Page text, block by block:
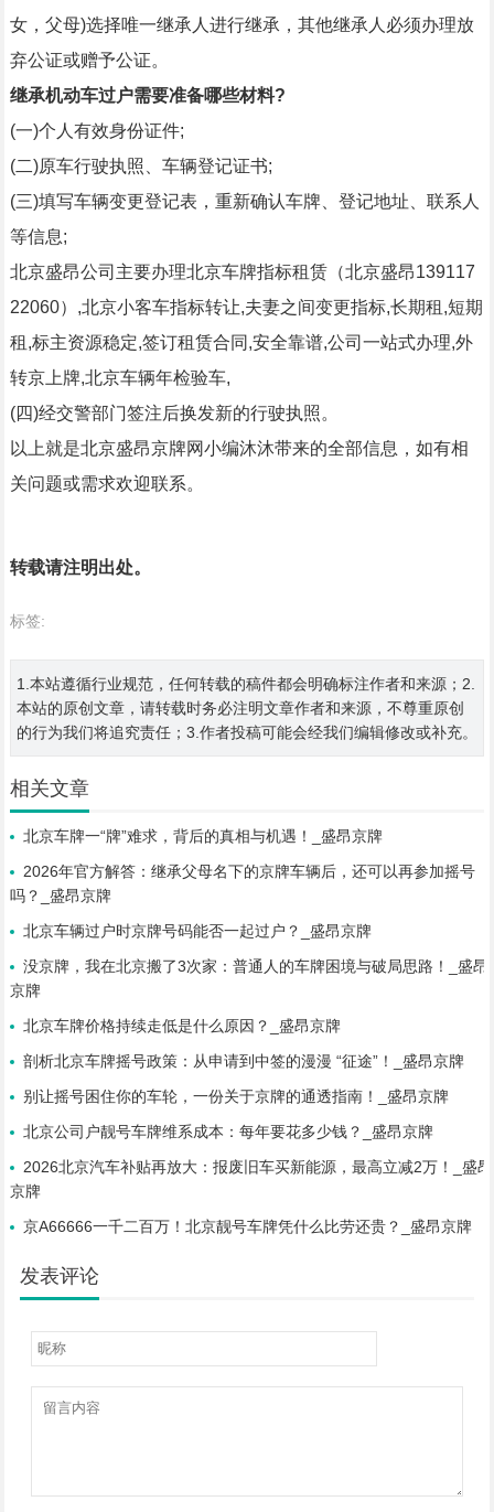
女，父母)选择唯一继承人进行继承，其他继承人必须办理放
弃公证或赠予公证。
继承机动车过户需要准备哪些材料?
(一)个人有效身份证件;
(二)原车行驶执照、车辆登记证书;
(三)填写车辆变更登记表，重新确认车牌、登记地址、联系人
等信息;
北京盛昂公司主要办理北京车牌指标租赁（北京盛昂139117
22060）,北京小客车指标转让,夫妻之间变更指标,长期租,短期
租,标主资源稳定,签订租赁合同,安全靠谱,公司一站式办理,外
转京上牌,北京车辆年检验车,
(四)经交警部门签注后换发新的行驶执照。
以上就是北京盛昂京牌网小编沐沐带来的全部信息，如有相
关问题或需求欢迎联系。
转载请注明出处。
标签:
1.本站遵循行业规范，任何转载的稿件都会明确标注作者和来源；2.
本站的原创文章，请转载时务必注明文章作者和来源，不尊重原创
的行为我们将追究责任；3.作者投稿可能会经我们编辑修改或补充。
相关文章
北京车牌一“牌”难求，背后的真相与机遇！_盛昂京牌
2026年官方解答：继承父母名下的京牌车辆后，还可以再参加摇号
吗？_盛昂京牌
北京车辆过户时京牌号码能否一起过户？_盛昂京牌
没京牌，我在北京搬了3次家：普通人的车牌困境与破局思路！_盛昂
京牌
北京车牌价格持续走低是什么原因？_盛昂京牌
剖析北京车牌摇号政策：从申请到中签的漫漫 “征途”！_盛昂京牌
别让摇号困住你的车轮，一份关于京牌的通透指南！_盛昂京牌
北京公司户靓号车牌维系成本：每年要花多少钱？_盛昂京牌
2026北京汽车补贴再放大：报废旧车买新能源，最高立减2万！_盛昂
京牌
京A66666一千二百万！北京靓号车牌凭什么比劳还贵？_盛昂京牌
发表评论